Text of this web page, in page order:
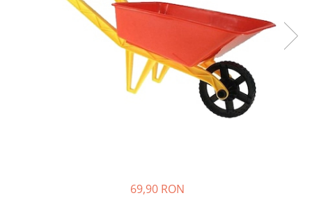
Harti de perete si globuri
69,90 RON